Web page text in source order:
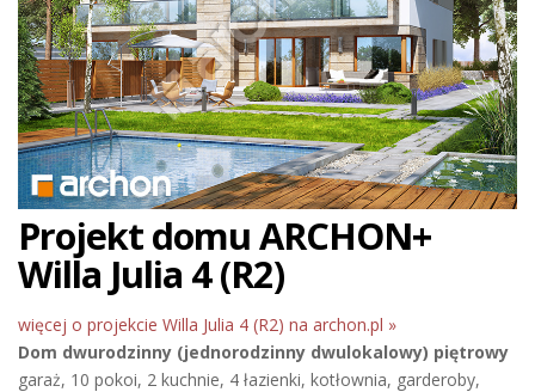
Projekt domu ARCHON+
Willa Julia 4 (R2)
więcej o projekcie Willa Julia 4 (R2) na archon.pl »
Dom dwurodzinny (jednorodzinny dwulokalowy) piętrowy
garaż, 10 pokoi, 2 kuchnie, 4 łazienki, kotłownia, garderoby,